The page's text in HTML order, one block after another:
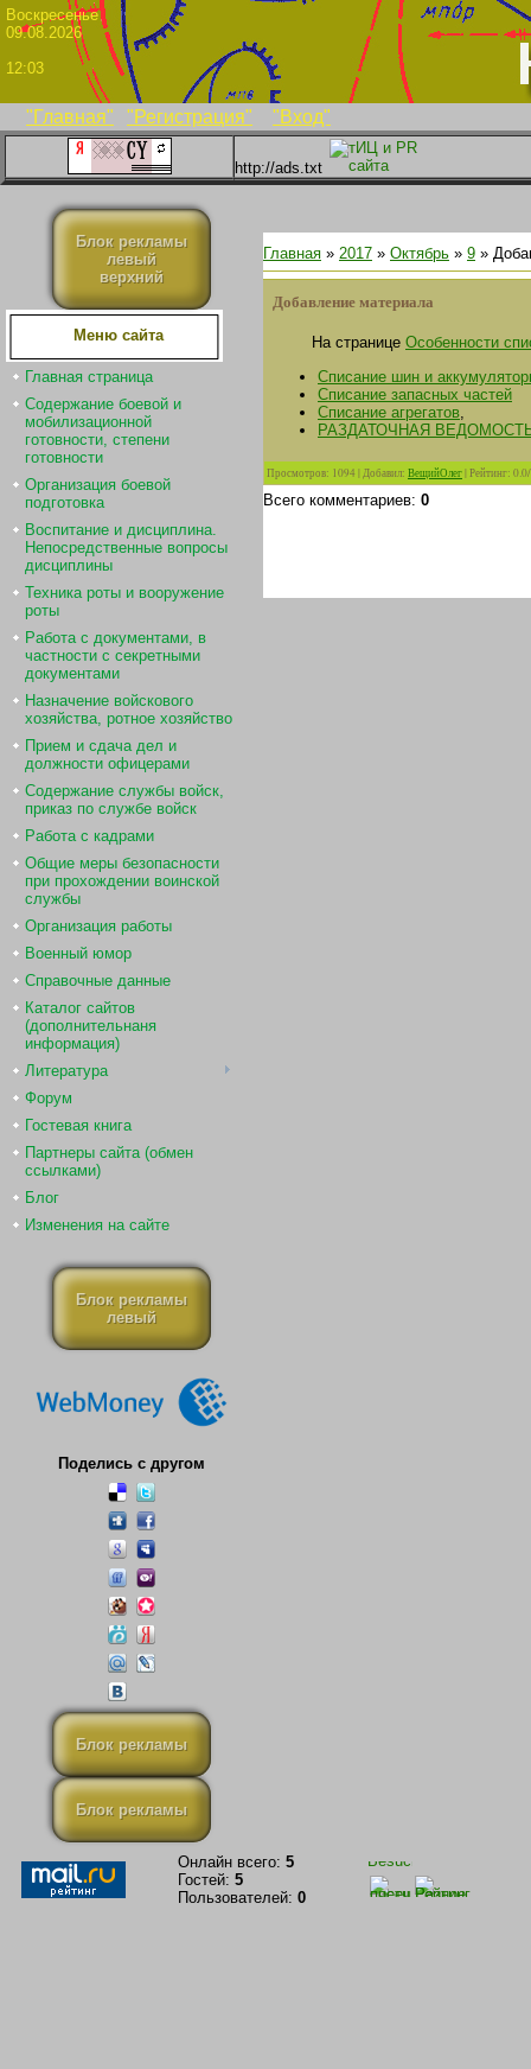
"Главная" "Регистрация" "Вход"
09.08.2026
12:03
http://ads.txt
Блок рекламы
левый
верхний
Меню сайта
Главная страница
Содержание боевой и
мобилизационной
готовности, степени
готовности
Организация боевой
подготовка
Воспитание и дисциплина.
Непосредственные вопросы
дисциплины
Техника роты и вооружение
роты
Работа с документами, в
частности с секретными
документами
Назначение войскового
хозяйства, ротное хозяйство
Прием и сдача дел и
должности офицерами
Содержание службы войск,
приказ по службе войск
Работа с кадрами
Общие меры безопасности
при прохождении воинской
службы
Организация работы
Военный юмор
Справочные данные
Каталог сайтов
(дополнительнаня
информация)
Литература
Форум
Гостевая книга
Партнеры сайта (обмен
ссылками)
Блог
Изменения на сайте
Блок рекламы
левый
Поделись с другом
Блок рекламы
Блок рекламы
Главная » 2017 » Октябрь » 9 »
Добавление материала
На странице Особенности
Списание шин и
Списание запасных частей
Списание агрегатов
РАЗДАТОЧНАЯ
Просмотров: 1094|Добавил: ВещийОлег|Рейтинг: 0.0/
Всего комментариев: 0
Онлайн всего: 5
Гостей: 5
Пользователей: 0